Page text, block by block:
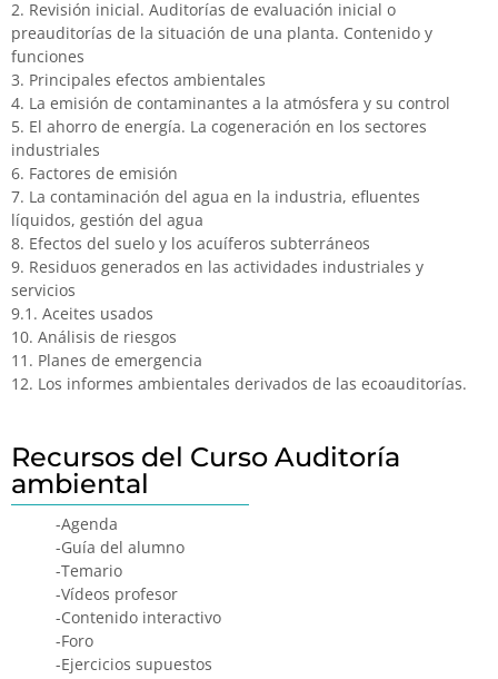
2. Revisión inicial. Auditorías de evaluación inicial o
preauditorías de la situación de una planta. Contenido y
funciones
3. Principales efectos ambientales
4. La emisión de contaminantes a la atmósfera y su control
5. El ahorro de energía. La cogeneración en los sectores
industriales
6. Factores de emisión
7. La contaminación del agua en la industria, efluentes
líquidos, gestión del agua
8. Efectos del suelo y los acuíferos subterráneos
9. Residuos generados en las actividades industriales y
servicios
9.1. Aceites usados
10. Análisis de riesgos
11. Planes de emergencia
12. Los informes ambientales derivados de las ecoauditorías.
Recursos del Curso Auditoría
ambiental
-Agenda
-Guía del alumno
-Temario
-Vídeos profesor
-Contenido interactivo
-Foro
-Ejercicios supuestos